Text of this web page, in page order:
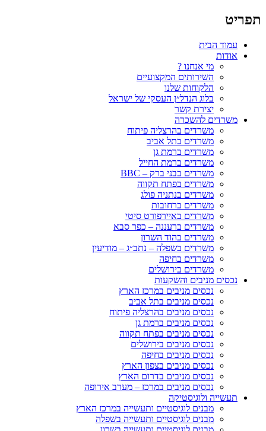
תפריט
עמוד הבית
אודות
מי אנחנו ?
השירותים המקצועיים
הלקוחות שלנו
בלוג הנדל״ן העסקי של ישראל
יצירת קשר
משרדים להשכרה
משרדים בהרצליה פיתוח
משרדים בתל אביב
משרדים ברמת גן
משרדים ברמת החייל
משרדים בבני ברק – BBC
משרדים בפתח תקווה
משרדים בנתניה פולג
משרדים ברחובות
משרדים באיירפורט סיטי
משרדים ברעננה – כפר סבא
משרדים בהוד השרון
משרדים בשפלה – נתב״ג – מודיעין
משרדים בחיפה
משרדים בירושלים
נכסים מניבים והשקעות
נכסים מניבים במרכז הארץ
נכסים מניבים בתל אביב
נכסים מניבים בהרצליה פיתוח
נכסים מניבים ברמת גן
נכסים מניבים בפתח תקווה
נכסים מניבים בירושלים
נכסים מניבים בחיפה
נכסים מניבים בצפון הארץ
נכסים מניבים בדרום הארץ
נכסים מניבים במרכז – מערב אירופה
תעשייה ולוגיסטיקה
מבנים לוגיסטיים ותעשייה במרכז הארץ
מבנים לוגיסטיים ותעשייה בשפלה